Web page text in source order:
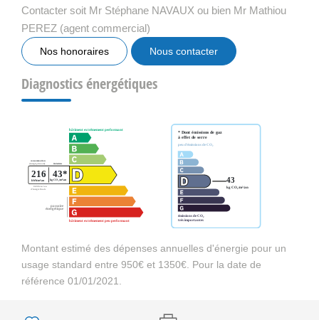
Contacter soit Mr Stéphane NAVAUX ou bien Mr Mathiou
PEREZ (agent commercial)
Nos honoraires Nous contacter
Diagnostics énergétiques
Montant estimé des dépenses annuelles d'énergie pour un
usage standard entre 950€ et 1350€. Pour la date de
référence 01/01/2021.